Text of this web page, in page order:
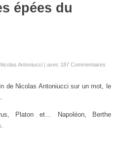
épées du
Nicolas Antoniucci avec 187 Commentaires
de Nicolas Antoniucci sur un mot, le
Platon et… Napoléon, Berthe